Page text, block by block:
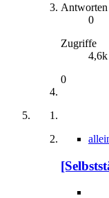
Antworten
0
Zugriffe
4,6k
0